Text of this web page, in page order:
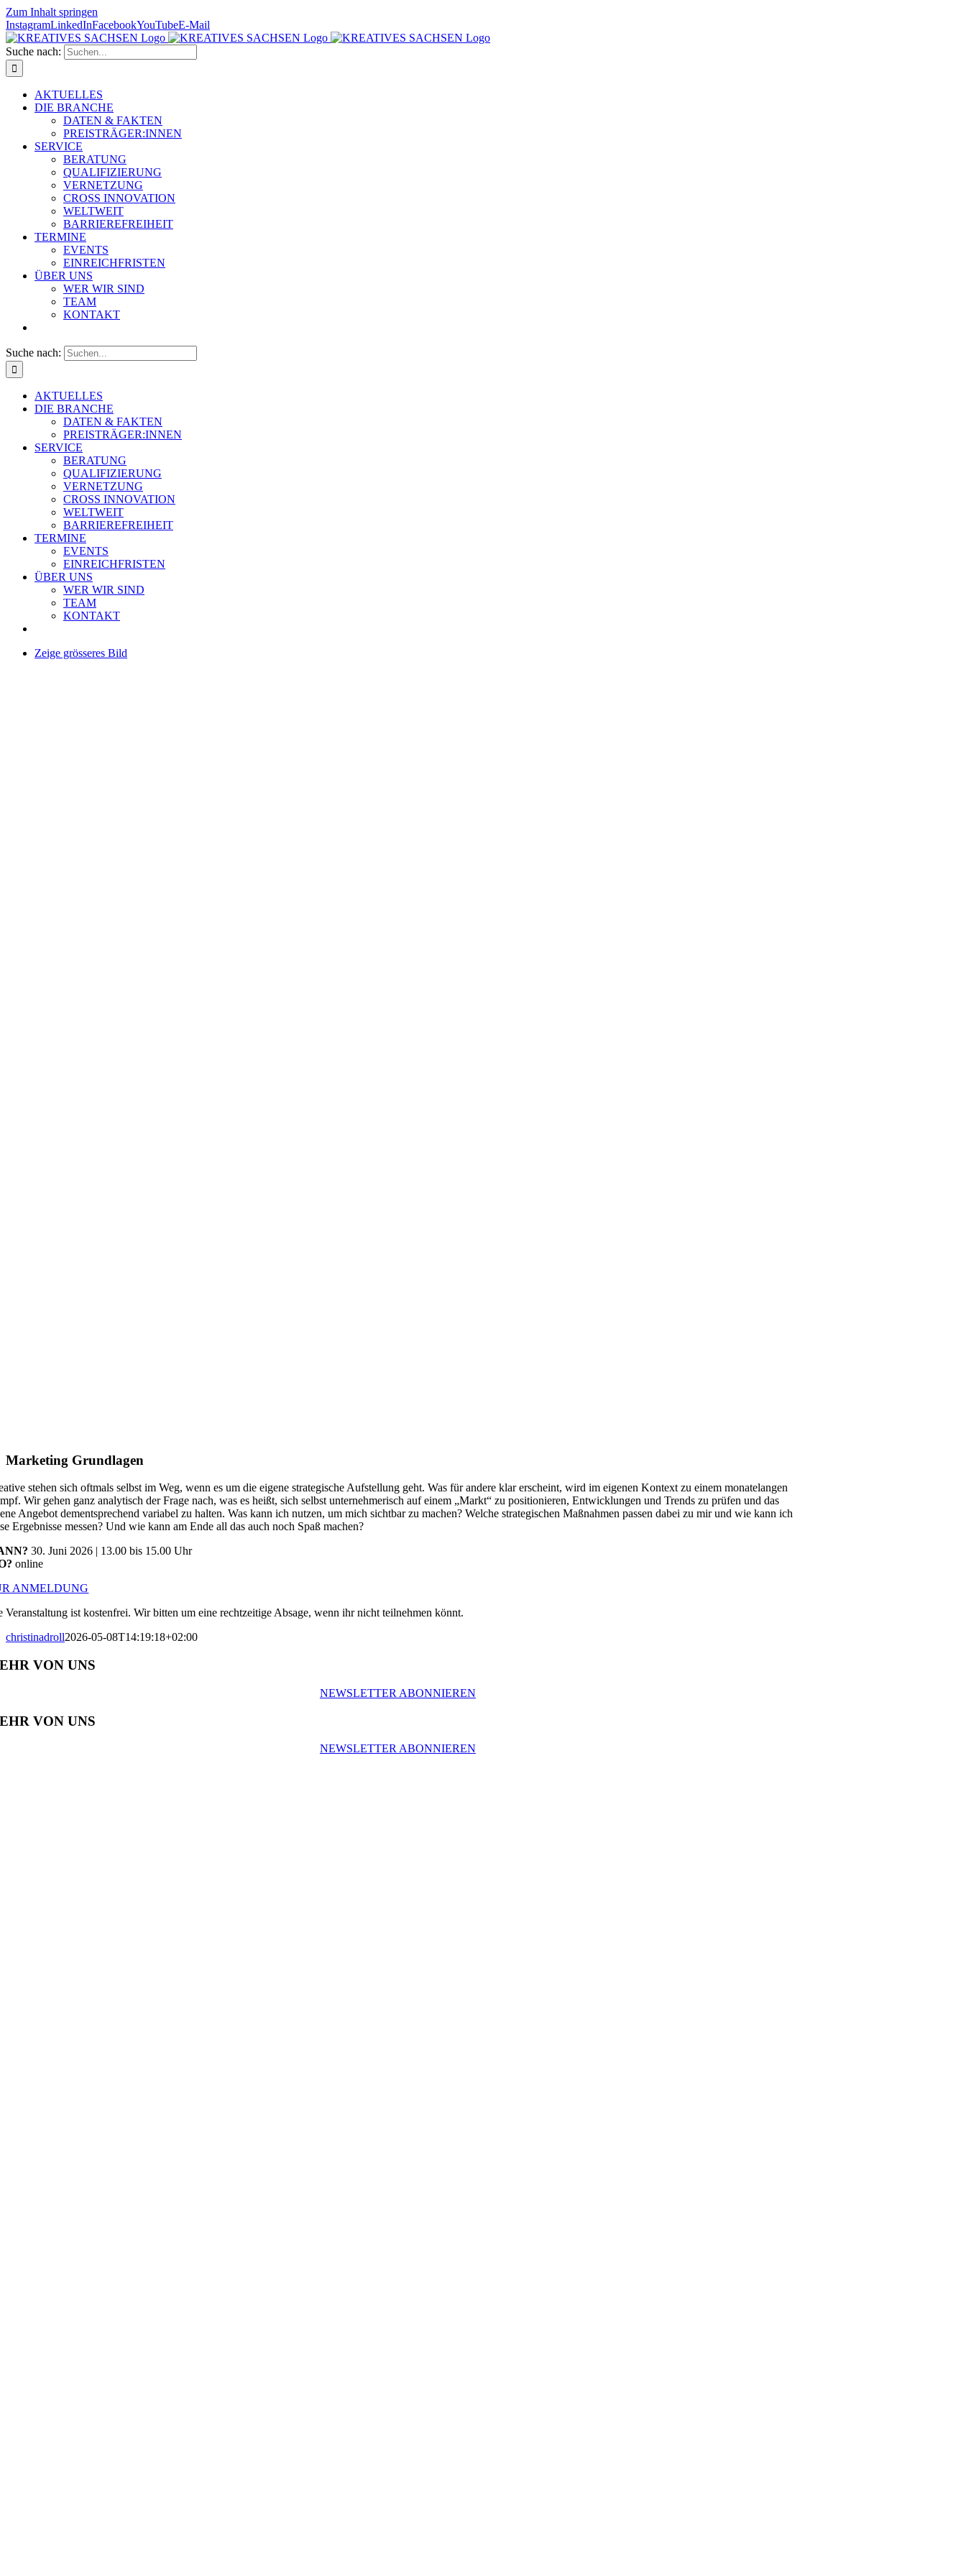
Zum Inhalt springen
InstagramLinkedInFacebookYouTubeE-Mail
Suche nach:
AKTUELLES
DIE BRANCHE
DATEN & FAKTEN
PREISTRÄGER:INNEN
SERVICE
BERATUNG
QUALIFIZIERUNG
VERNETZUNG
CROSS INNOVATION
WELTWEIT
BARRIEREFREIHEIT
TERMINE
EVENTS
EINREICHFRISTEN
ÜBER UNS
WER WIR SIND
TEAM
KONTAKT
Suche nach:
AKTUELLES
DIE BRANCHE
DATEN & FAKTEN
PREISTRÄGER:INNEN
SERVICE
BERATUNG
QUALIFIZIERUNG
VERNETZUNG
CROSS INNOVATION
WELTWEIT
BARRIEREFREIHEIT
TERMINE
EVENTS
EINREICHFRISTEN
ÜBER UNS
WER WIR SIND
TEAM
KONTAKT
Zeige grösseres Bild
Marketing Grundlagen
stehen sich oftmals selbst im Weg, wenn es um die eigene strategische Aufstellung geht. Was für andere klar erscheint, wird im eigenen Kontext zu einem monatelangen
Wir gehen ganz analytisch der Frage nach, was es heißt, sich selbst unternehmerisch auf einem „Markt“ zu positionieren, Entwicklungen und Trends zu prüfen und das
Angebot dementsprechend variabel zu halten. Was kann ich nutzen, um mich sichtbar zu machen? Welche strategischen Maßnahmen passen dabei zu mir und wie kann ich
Ergebnisse messen? Und wie kann am Ende all das auch noch Spaß machen?
30. Juni 2026 | 13.00 bis 15.00 Uhr
online
ANMELDUNG
Veranstaltung ist kostenfrei. Wir bitten um eine rechtzeitige Absage, wenn ihr nicht teilnehmen könnt.
christinadroll2026-05-08T14:19:18+02:00
VON UNS
NEWSLETTER ABONNIEREN
VON UNS
NEWSLETTER ABONNIEREN